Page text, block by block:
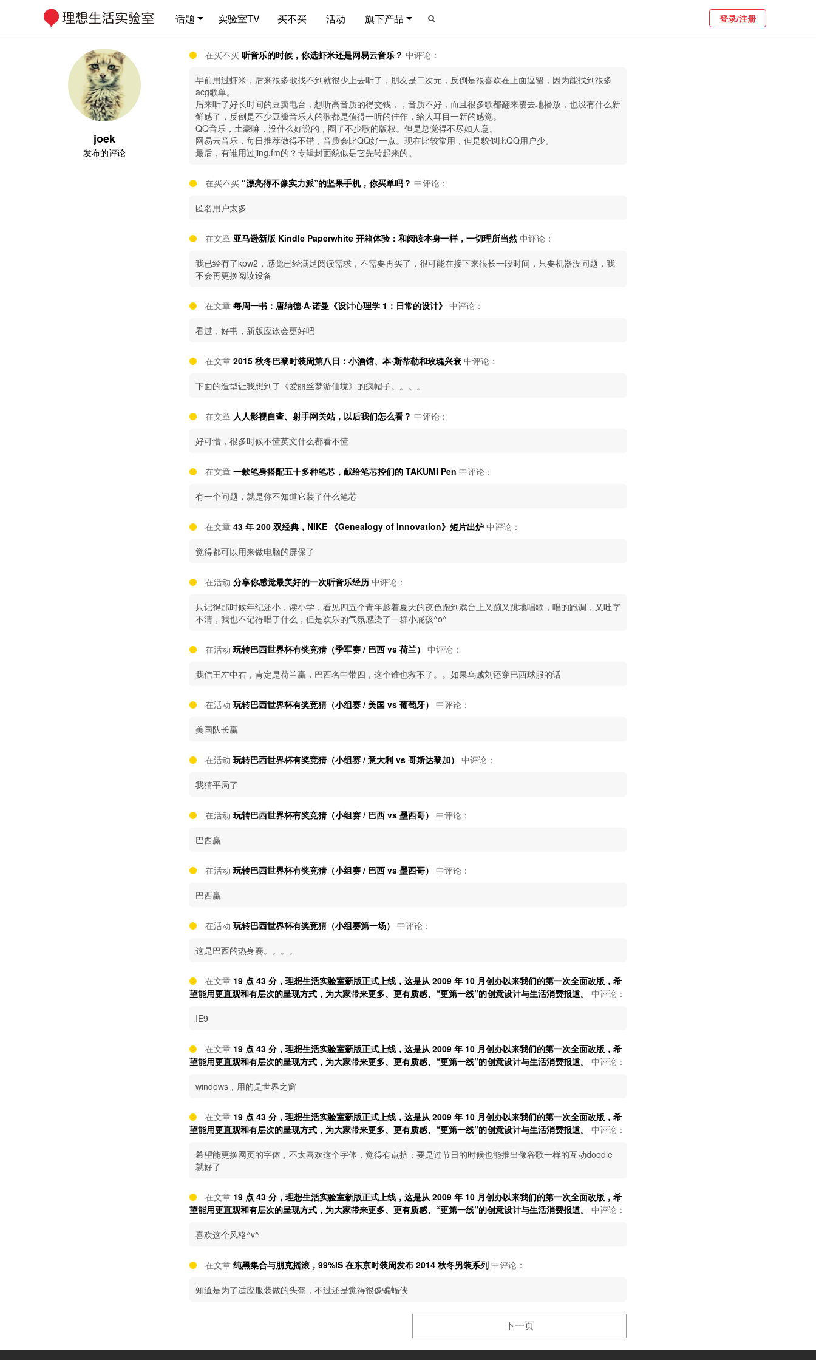
话题 实验室TV 买不买 活动 旗下产品 登录/注册
joek
发布的评论
在买不买 听音乐的时候，你选虾米还是网易云音乐？ 中评论：
早前用过虾米，后来很多歌找不到就很少上去听了，朋友是二次元，反倒是很喜欢在上面逗留，因为能找到很多
acg歌单。
后来听了好长时间的豆瓣电台，想听高音质的得交钱，，音质不好，而且很多歌都翻来覆去地播放，也没有什么新
鲜感了，反倒是不少豆瓣音乐人的歌都是值得一听的佳作，给人耳目一新的感觉。
QQ音乐，土豪嘛，没什么好说的，圈了不少歌的版权。但是总觉得不尽如人意。
网易云音乐，每日推荐做得不错，音质会比QQ好一点。现在比较常用，但是貌似比QQ用户少。
最后，有谁用过jing.fm的？专辑封面貌似是它先转起来的。
在买不买 “漂亮得不像实力派”的坚果手机，你买单吗？ 中评论：
匿名用户太多
在文章 亚马逊新版 Kindle Paperwhite 开箱体验：和阅读本身一样，一切理所当然 中评论：
我已经有了kpw2，感觉已经满足阅读需求，不需要再买了，很可能在接下来很长一段时间，只要机器没问题，我
不会再更换阅读设备
在文章 每周一书：唐纳德·A·诺曼《设计心理学 1：日常的设计》 中评论：
看过，好书，新版应该会更好吧
在文章 2015 秋冬巴黎时装周第八日：小酒馆、本·斯蒂勒和玫瑰兴衰 中评论：
下面的造型让我想到了《爱丽丝梦游仙境》的疯帽子。。。。
在文章 人人影视自查、射手网关站，以后我们怎么看？ 中评论：
好可惜，很多时候不懂英文什么都看不懂
在文章 一款笔身搭配五十多种笔芯，献给笔芯控们的 TAKUMI Pen 中评论：
有一个问题，就是你不知道它装了什么笔芯
在文章 43 年 200 双经典，NIKE 《Genealogy of Innovation》短片出炉 中评论：
觉得都可以用来做电脑的屏保了
在活动 分享你感觉最美好的一次听音乐经历 中评论：
只记得那时候年纪还小，读小学，看见四五个青年趁着夏天的夜色跑到戏台上又蹦又跳地唱歌，唱的跑调，又吐字
不清，我也不记得唱了什么，但是欢乐的气氛感染了一群小屁孩^o^
在活动 玩转巴西世界杯有奖竞猜（季军赛 / 巴西 vs 荷兰） 中评论：
我信王左中右，肯定是荷兰赢，巴西名中带四，这个谁也救不了。。如果乌贼刘还穿巴西球服的话
在活动 玩转巴西世界杯有奖竞猜（小组赛 / 美国 vs 葡萄牙） 中评论：
美国队长赢
在活动 玩转巴西世界杯有奖竞猜（小组赛 / 意大利 vs 哥斯达黎加） 中评论：
我猜平局了
在活动 玩转巴西世界杯有奖竞猜（小组赛 / 巴西 vs 墨西哥） 中评论：
巴西赢
在活动 玩转巴西世界杯有奖竞猜（小组赛 / 巴西 vs 墨西哥） 中评论：
巴西赢
在活动 玩转巴西世界杯有奖竞猜（小组赛第一场） 中评论：
这是巴西的热身赛。。。。
在文章 19 点 43 分，理想生活实验室新版正式上线，这是从 2009 年 10 月创办以来我们的第一次全面改版，希
望能用更直观和有层次的呈现方式，为大家带来更多、更有质感、“更第一线”的创意设计与生活消费报道。
中评论：
IE9
在文章 19 点 43 分，理想生活实验室新版正式上线，这是从 2009 年 10 月创办以来我们的第一次全面改版，希
望能用更直观和有层次的呈现方式，为大家带来更多、更有质感、“更第一线”的创意设计与生活消费报道。
中评论：
windows，用的是世界之窗
在文章 19 点 43 分，理想生活实验室新版正式上线，这是从 2009 年 10 月创办以来我们的第一次全面改版，希
望能用更直观和有层次的呈现方式，为大家带来更多、更有质感、“更第一线”的创意设计与生活消费报道。
中评论：
希望能更换网页的字体，不太喜欢这个字体，觉得有点挤；要是过节日的时候也能推出像谷歌一样的互动doodle
就好了
在文章 19 点 43 分，理想生活实验室新版正式上线，这是从 2009 年 10 月创办以来我们的第一次全面改版，希
望能用更直观和有层次的呈现方式，为大家带来更多、更有质感、“更第一线”的创意设计与生活消费报道。
中评论：
喜欢这个风格^v^
在文章 纯黑集合与朋克摇滚，99%IS 在东京时装周发布 2014 秋冬男装系列 中评论：
知道是为了适应服装做的头盔，不过还是觉得很像蝙蝠侠
下一页